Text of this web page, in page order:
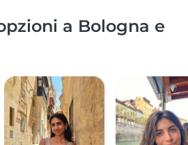
a Bologna e